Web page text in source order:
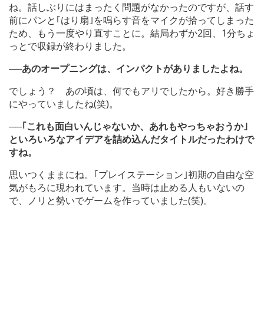
ね。話しぶりにはまったく問題がなかったのですが、話す
前にパンと｢はり扇｣を鳴らす音をマイクが拾ってしまった
ため、もう一度やり直すことに。結局わずか2回、1分ちょ
っとで収録が終わりました。
──あのオープニングは、インパクトがありましたよね。
でしょう？ あの頃は、何でもアリでしたから。好き勝手
にやっていましたね(笑)。
──｢これも面白いんじゃないか、あれもやっちゃおうか｣
といろいろなアイデアを詰め込んだタイトルだったわけで
すね。
思いつくままにね。｢プレイステーション｣初期の自由な空
気がもろに現われています。当時は止める人もいないの
で、ノリと勢いでゲームを作っていました(笑)。